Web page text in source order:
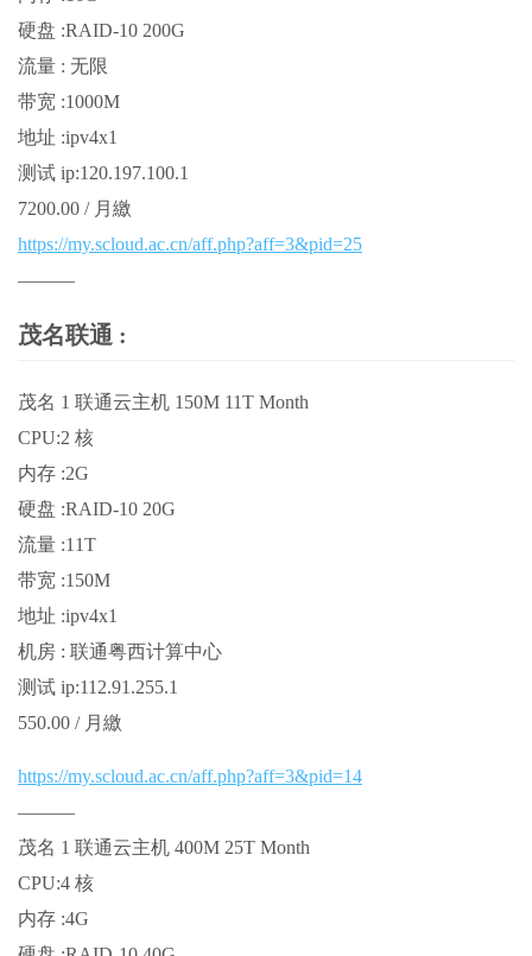
硬盘 :RAID-10 200G
流量 : 无限
带宽 :1000M
地址 :ipv4x1
测试 ip:120.197.100.1
7200.00 / 月繳
https://my.scloud.ac.cn/aff.php?aff=3&pid=25
———
茂名联通 :
茂名 1 联通云主机 150M 11T Month
CPU:2 核
内存 :2G
硬盘 :RAID-10 20G
流量 :11T
带宽 :150M
地址 :ipv4x1
机房 : 联通粤西计算中心
测试 ip:112.91.255.1
550.00 / 月繳
https://my.scloud.ac.cn/aff.php?aff=3&pid=14
———
茂名 1 联通云主机 400M 25T Month
CPU:4 核
内存 :4G